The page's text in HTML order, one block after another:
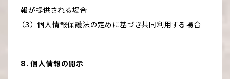
報が提供される場合
（３） 個人情報保護法の定めに基づき共同利用する場合
8. 個人情報の開示